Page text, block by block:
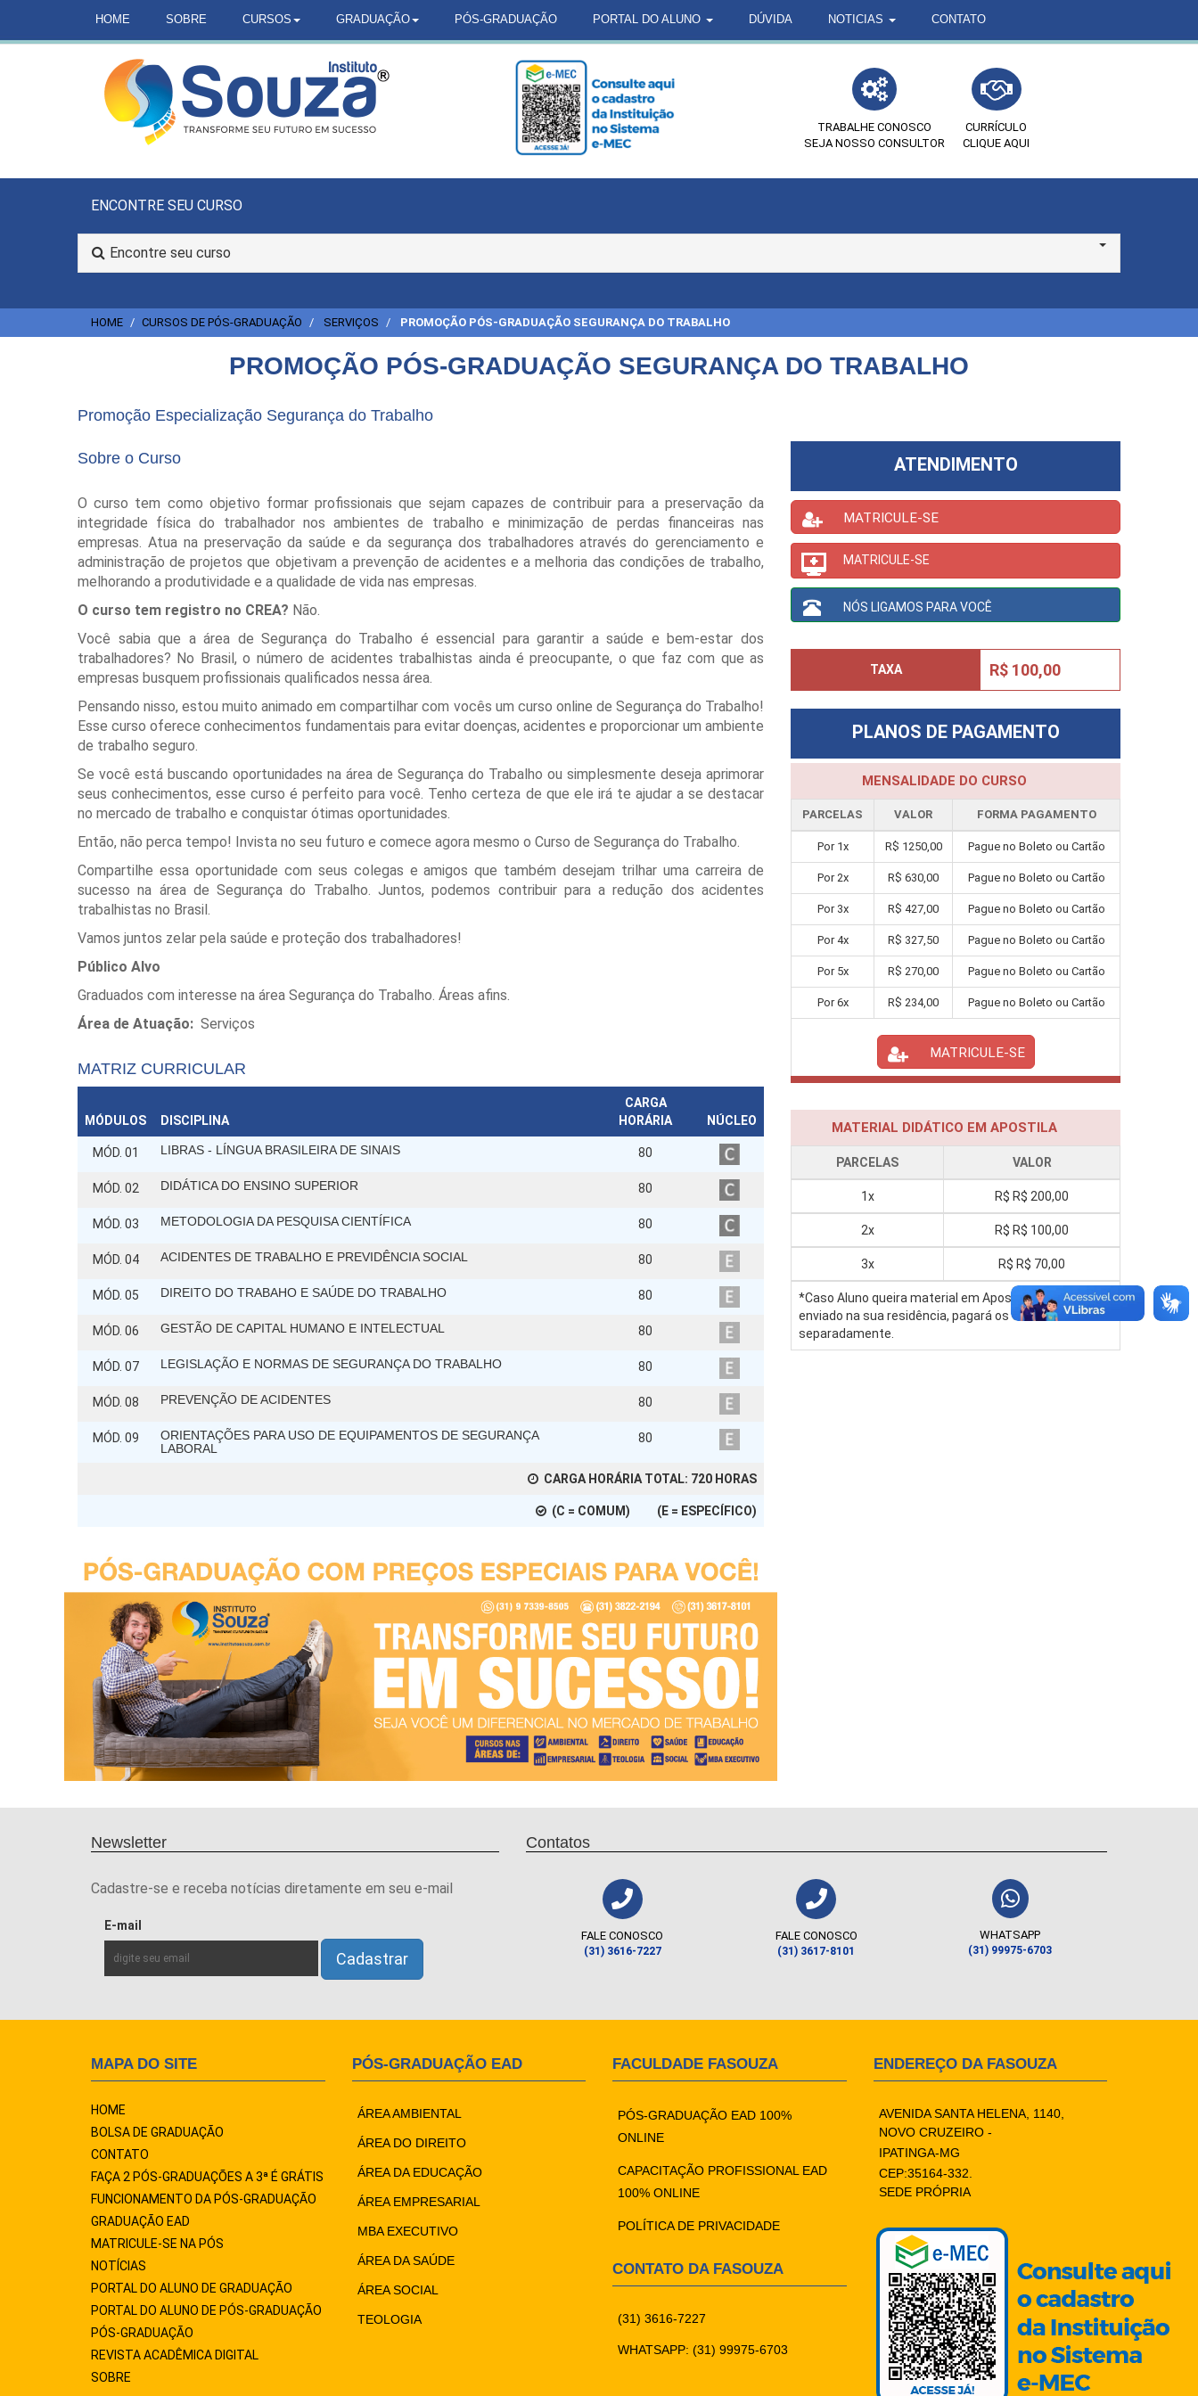
HOME SOBRE CURSOS GRADUAÇÃO PÓS-GRADUAÇÃO PORTAL DO ALUNO DÚVIDA NOTICIAS CONTATO
TRABALHE CONOSCO
SEJA NOSSO CONSULTOR
CURRÍCULO
CLIQUE AQUI
ENCONTRE SEU CURSO
Encontre seu curso
HOME CURSOS DE PÓS-GRADUAÇÃO SERVIÇOS PROMOÇÃO PÓS-GRADUAÇÃO SEGURANÇA DO TRABALHO
PROMOÇÃO PÓS-GRADUAÇÃO SEGURANÇA DO TRABALHO
Promoção Especialização Segurança do Trabalho
Sobre o Curso
O curso tem como objetivo formar profissionais que sejam capazes de contribuir para a preservação da
integridade física do trabalhador nos ambientes de trabalho e minimização de perdas financeiras nas
empresas. Atua na preservação da saúde e da segurança dos trabalhadores através do gerenciamento e
administração de projetos que objetivam a prevenção de acidentes e a melhoria das condições de trabalho,
melhorando a produtividade e a qualidade de vida nas empresas.
O curso tem registro no CREA? Não.
Você sabia que a área de Segurança do Trabalho é essencial para garantir a saúde e bem-estar dos
trabalhadores? No Brasil, o número de acidentes trabalhistas ainda é preocupante, o que faz com que as
empresas busquem profissionais qualificados nessa área.
Pensando nisso, estou muito animado em compartilhar com vocês um curso online de Segurança do Trabalho!
Esse curso oferece conhecimentos fundamentais para evitar doenças, acidentes e proporcionar um ambiente
de trabalho seguro.
Se você está buscando oportunidades na área de Segurança do Trabalho ou simplesmente deseja aprimorar
seus conhecimentos, esse curso é perfeito para você. Tenho certeza de que ele irá te ajudar a se destacar
no mercado de trabalho e conquistar ótimas oportunidades.
Então, não perca tempo! Invista no seu futuro e comece agora mesmo o Curso de Segurança do Trabalho.
Compartilhe essa oportunidade com seus colegas e amigos que também desejam trilhar uma carreira de
sucesso na área de Segurança do Trabalho. Juntos, podemos contribuir para a redução dos acidentes
trabalhistas no Brasil.
Vamos juntos zelar pela saúde e proteção dos trabalhadores!
Público Alvo
Graduados com interesse na área Segurança do Trabalho. Áreas afins.
Área de Atuação: Serviços
MATRIZ CURRICULAR
MÓDULOS DISCIPLINA
CARGA
HORÁRIA
NÚCLEO
MÓD. 01 LIBRAS - LÍNGUA BRASILEIRA DE SINAIS 80
MÓD. 02 DIDÁTICA DO ENSINO SUPERIOR 80
MÓD. 03 METODOLOGIA DA PESQUISA CIENTÍFICA 80
MÓD. 04 ACIDENTES DE TRABALHO E PREVIDÊNCIA SOCIAL 80
MÓD. 05 DIREITO DO TRABAHO E SAÚDE DO TRABALHO 80
MÓD. 06 GESTÃO DE CAPITAL HUMANO E INTELECTUAL 80
MÓD. 07 LEGISLAÇÃO E NORMAS DE SEGURANÇA DO TRABALHO 80
MÓD. 08 PREVENÇÃO DE ACIDENTES 80
MÓD. 09
ORIENTAÇÕES PARA USO DE EQUIPAMENTOS DE SEGURANÇA
LABORAL
80
CARGA HORÁRIA TOTAL: 720 HORAS
(C = COMUM) (E = ESPECÍFICO)
ATENDIMENTO
MATRICULE-SE
MATRICULE-SE
NÓS LIGAMOS PARA VOCÊ
TAXA R$ 100,00
PLANOS DE PAGAMENTO
MENSALIDADE DO CURSO
PARCELAS VALOR FORMA PAGAMENTO
Por 1x R$ 1250,00 Pague no Boleto ou Cartão
Por2x R$ 630,00 Pague no Boleto ou Cartão
Por 3x R$ 427,00 Pague no Boleto ou Cartão
Por4x R$ 327,50 Pague no Boleto ou Cartão
Por 5x R$ 270,00 Pague no Boleto ou Cartão
Por6x R$ 234,00 Pague no Boleto ou Cartão
MATRICULE-SE
MATERIAL DIDÁTICO EM APOSTILA
PARCELAS VALOR
1x R$ R$ 200,00
2x R$ R$ 100,00
3x R$ R$ 70,00
*Caso Aluno queira material em Apostila impresso e
enviado na sua residência, pagará os valores acima
separadamente.
Newsletter
Cadastre-se e receba notícias diretamente em seu e-mail
E-mail
Contatos
FALE CONOSCO
(31) 3616-7227
FALE CONOSCO
(31) 3617-8101
WHATSAPP
(31) 99975-6703
MAPA DO SITE
HOME
BOLSA DE GRADUAÇÃO
CONTATO
FAÇA 2 PÓS-GRADUAÇÕES A 3ª É GRÁTIS
FUNCIONAMENTO DA PÓS-GRADUAÇÃO
GRADUAÇÃO EAD
MATRICULE-SE NA PÓS
NOTÍCIAS
PORTAL DO ALUNO DE GRADUAÇÃO
PORTAL DO ALUNO DE PÓS-GRADUAÇÃO
PÓS-GRADUAÇÃO
REVISTA ACADÊMICA DIGITAL
SOBRE
PÓS-GRADUAÇÃO EAD
ÁREA AMBIENTAL
ÁREA DO DIREITO
ÁREA DA EDUCAÇÃO
ÁREA EMPRESARIAL
MBA EXECUTIVO
ÁREA DA SAÚDE
ÁREA SOCIAL
TEOLOGIA
FACULDADE FASOUZA
PÓS-GRADUAÇÃO EAD 100%
ONLINE
CAPACITAÇÃO PROFISSIONAL EAD
100% ONLINE
POLÍTICA DE PRIVACIDADE
CONTATO DA FASOUZA
(31) 3616-7227
WHATSAPP: (31) 99975-6703
ENDEREÇO DA FASOUZA
AVENIDA SANTA HELENA, 1140,
NOVO CRUZEIRO -
IPATINGA-MG
CEP:35164-332.
SEDE PRÓPRIA